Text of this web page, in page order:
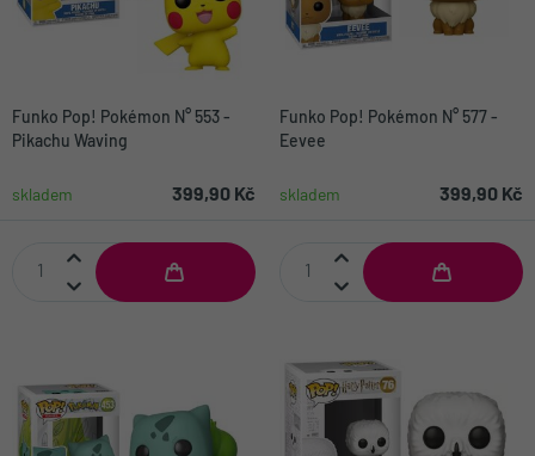
Funko Pop! Pokémon N° 553 -
Pikachu Waving
skladem 399,90 Kč
Funko Pop! Pokémon N° 577 -
Eevee
skladem 399,90 Kč